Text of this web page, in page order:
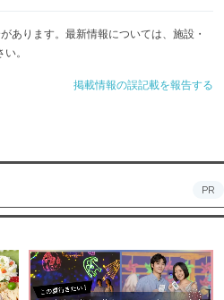
あります。最新情報については、施設・
。
掲載情報の誤記載を報告する
PR